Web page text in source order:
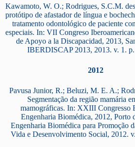
Kawamoto, W. O.; Rodrigues, S.C.M.
protótipo de afastador de língua e
tratamento odontológico de paciente
especiais. In: VII Congreso
de Apoyo a la Discapacidad, 2013,
IBERDISCAP 2013, 2013. v. 1.
2012
Pavusa Junior, R.; Beluzi, M. E. A.;
Segmentação da região mamária
mamográficas. In: XXIII Congresso
Engenharia Biomédica, 2012, Porto
Engenharia Biomédica para Promoção
Vida e Desenvolvimento Social, 2012.